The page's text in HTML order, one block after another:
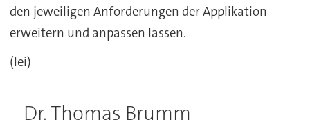
den jeweiligen Anforderungen der Applikation
erweitern und anpassen lassen.
(lei)
Dr. Thomas Brumm